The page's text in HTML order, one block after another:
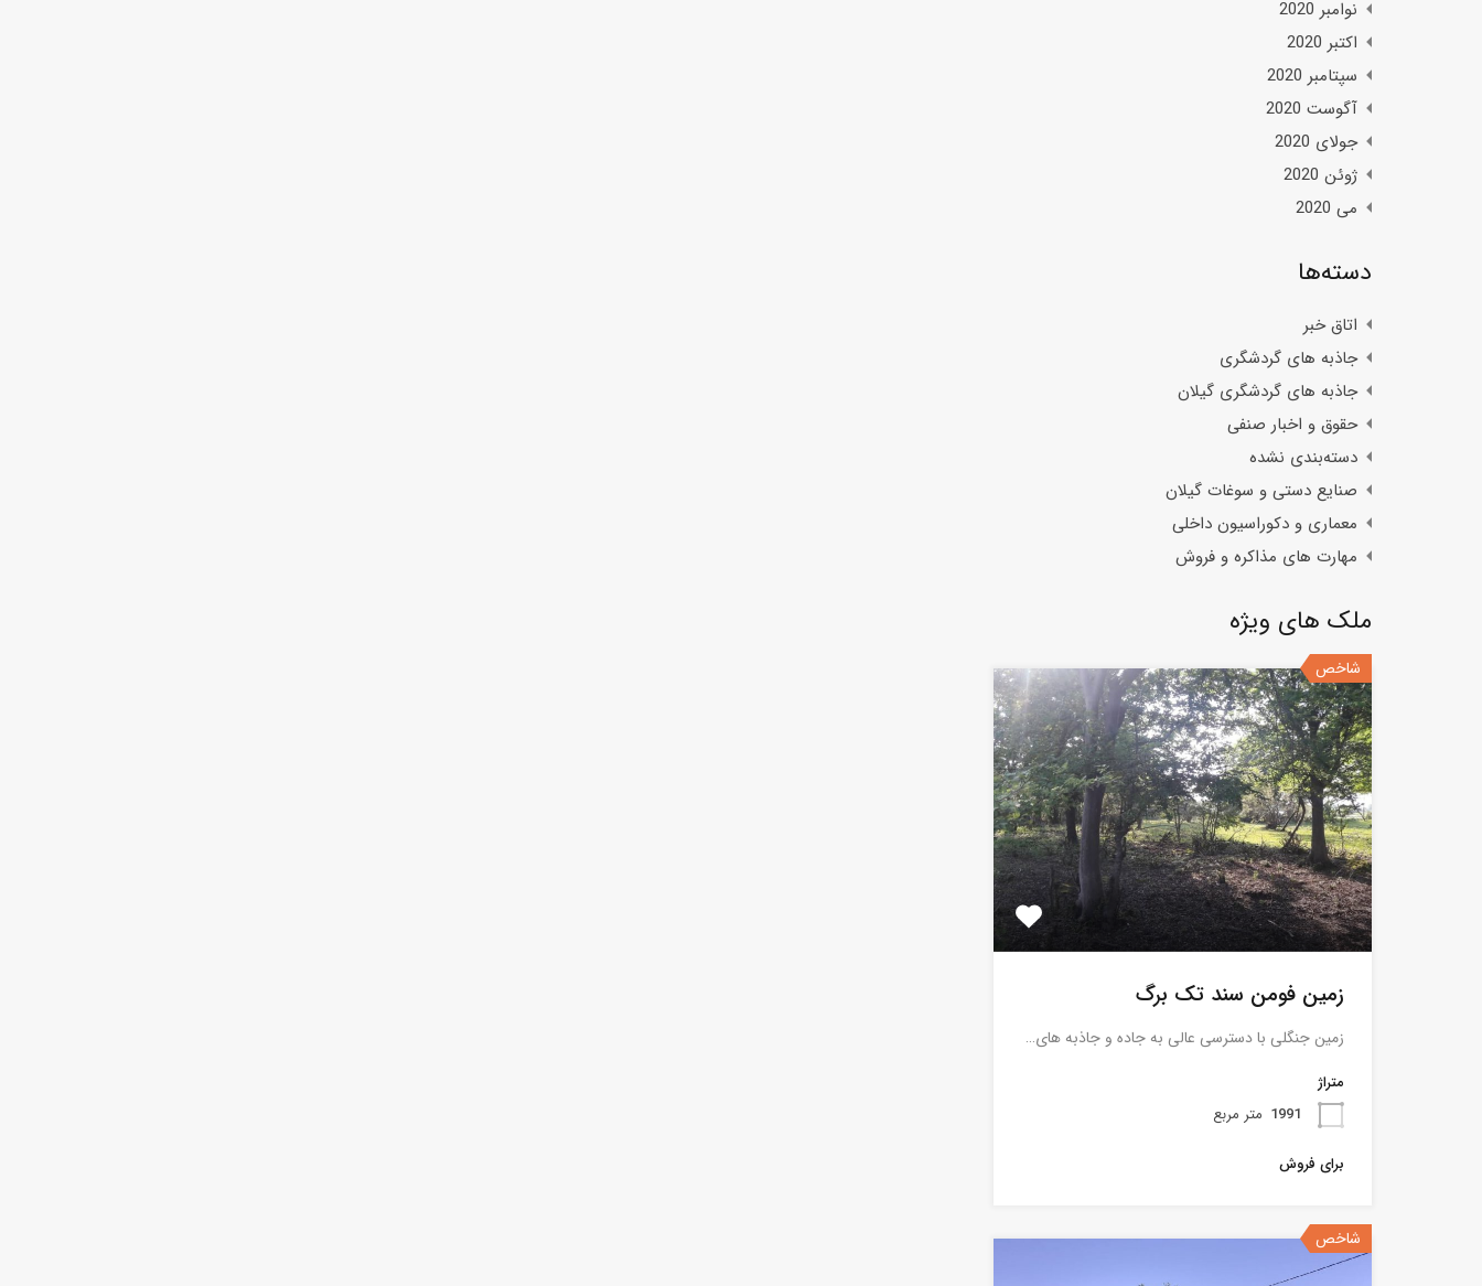
نوامبر 2020
اکتبر 2020
سپتامبر 2020
آگوست 2020
جولای 2020
ژوئن 2020
می 2020
دسته‌ها
اتاق خبر
جاذبه های گردشگری
جاذبه های گردشگری گیلان
حقوق و اخبار صنفی
دسته‌بندی نشده
صنایع دستی و سوغات گیلان
معماری و دکوراسیون داخلی
مهارت های مذاکره و فروش
ملک های ویژه
شاخص
زمین فومن سند تک برگ
زمین جنگلی با دسترسی عالی به جاده و جاذبه های…
متراژ
1991 متر مربع
برای فروش
شاخص